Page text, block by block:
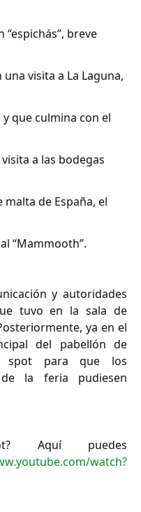
breve
visita a La Laguna,
que culmina con el
a las bodegas
de España, el
“Mammooth”.
y autoridades
tuvo en la sala de
ya en el
del pabellón de
spot para que los
la feria pudiesen
Aquí puedes
watch?